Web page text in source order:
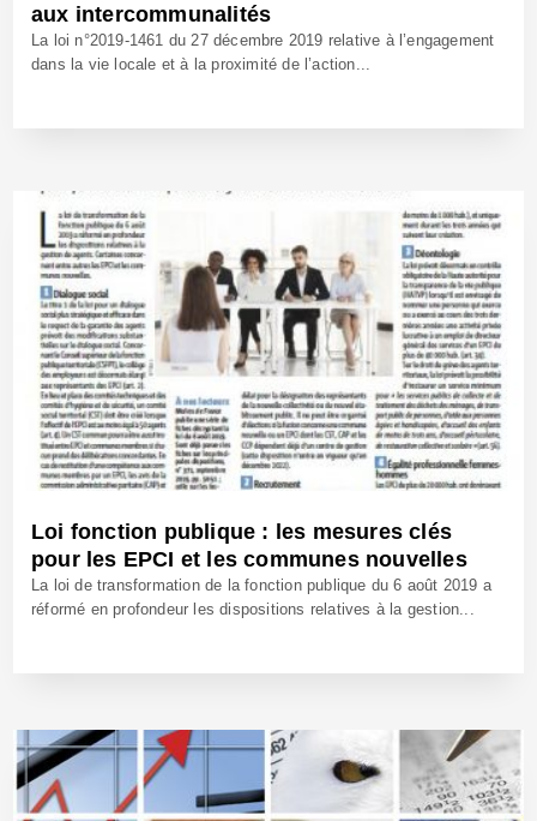
aux intercommunalités
La loi n°2019-1461 du 27 décembre 2019 relative à l’engagement
dans la vie locale et à la proximité de l’action...
10 Jan 2020 - Réf: CW39819
Loi fonction publique : les mesures clés
pour les EPCI et les communes nouvelles
La loi de transformation de la fonction publique du 6 août 2019 a
réformé en profondeur les dispositions relatives à la gestion...
10 Jan 2020 - Réf: BW39816